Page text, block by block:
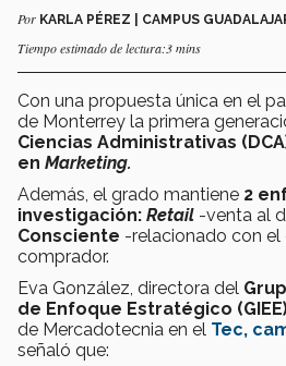
Por KARLA PÉREZ | CAMPUS
Tiempo estimado de lectura:3 mins
Con una propuesta única en el
de Monterrey la primera
Ciencias Administrativas
en Marketing.
Además, el grado mantiene 2
investigación: Retail -venta al
Consciente -relacionado con
comprador.
Eva González, directora del
de Enfoque Estratégico
de Mercadotecnia en el Tec,
señaló que: